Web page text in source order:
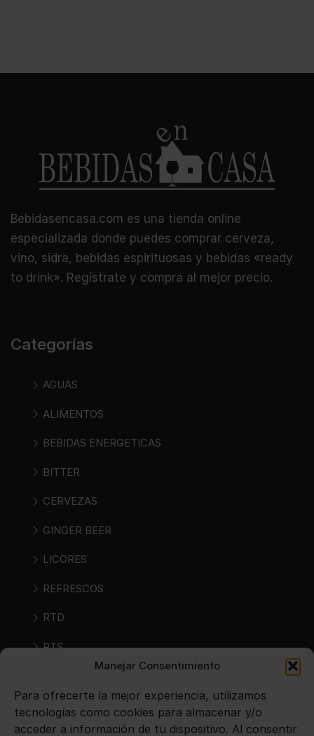
Manejar Consentimiento
Para ofrecerte la mejor experiencia, utilizamos
tecnologías como cookies para almacenar y/o
acceder a información de tu dispositivo. Al consentir
Bebidasencasa.com es una tienda online
especializada donde puedes comprar cerveza,
vino, sidra, bebidas espirituosas y bebidas «ready
to drink». Regístrate y compra al mejor precio.
Categorías
AGUAS
ALIMENTOS
BEBIDAS ENERGETICAS
BITTER
CERVEZAS
GINGER BEER
LICORES
REFRESCOS
RTD
RTS
VINOS